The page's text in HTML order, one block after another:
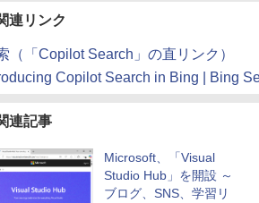
連リンク
（「Copilot Search」の直リンク）
Copilot Search in Bing | Bing
連記事
Microsoft、「Visual
Studio Hub」を開設 ～
ブログ、SNS、学習リ